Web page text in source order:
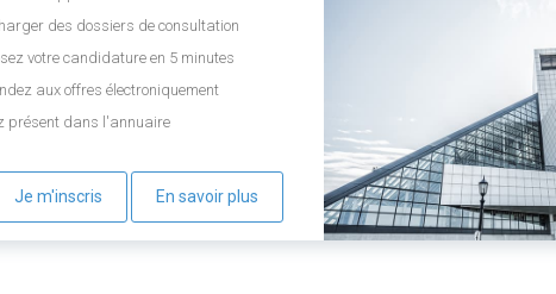
des dossiers de consultation
votre candidature en 5 minutes
aux offres électroniquement
présent dans l'annuaire
Je m'inscris En savoir plus